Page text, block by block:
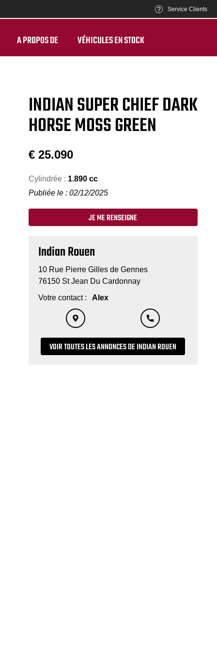
Service Clients
A PROPOS DE VÉHICULES EN STOCK
INDIAN SUPER CHIEF DARK
HORSE MOSS GREEN
€ 25.090
Cylindrée : 1.890 cc
Publiée le : 02/12/2025
JE ME RENSEIGNE
Indian Rouen
10 Rue Pierre Gilles de Gennes
76150 St Jean Du Cardonnay
Votre contact :
Alex
VOIR TOUTES LES ANNONCES DE INDIAN ROUEN